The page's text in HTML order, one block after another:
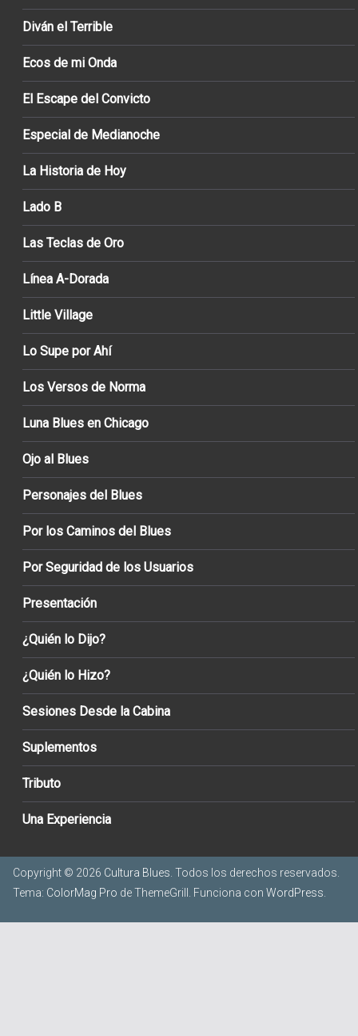
Diván el Terrible
Ecos de mi Onda
El Escape del Convicto
Especial de Medianoche
La Historia de Hoy
Lado B
Las Teclas de Oro
Línea A-Dorada
Little Village
Lo Supe por Ahí
Los Versos de Norma
Luna Blues en Chicago
Ojo al Blues
Personajes del Blues
Por los Caminos del Blues
Por Seguridad de los Usuarios
Presentación
¿Quién lo Dijo?
¿Quién lo Hizo?
Sesiones Desde la Cabina
Suplementos
Tributo
Una Experiencia
Copyright © 2026 Cultura Blues. Todos los derechos reservados.
Tema: ColorMag Pro de ThemeGrill. Funciona con WordPress.